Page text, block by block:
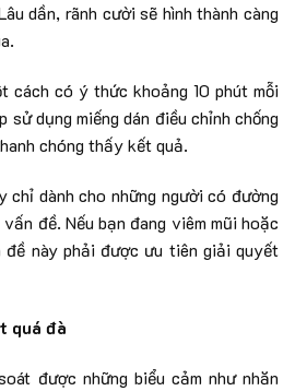
dần, rãnh cười sẽ hình thành càng
cách có ý thức khoảng 10 phút mỗi
sử dụng miếng dán điều chỉnh chống
chóng thấy kết quả.
chỉ dành cho những người có đường
đề. Nếu bạn đang viêm mũi hoặc
đề này phải được ưu tiên giải quyết
quá đà
được những biểu cảm như nhăn